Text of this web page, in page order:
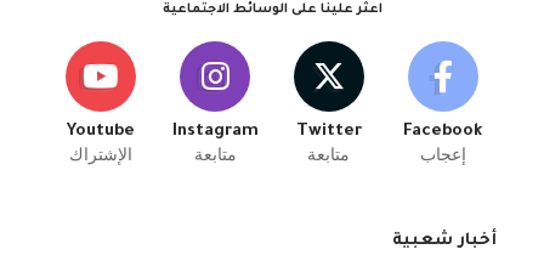
اعثر علينا على الوسائط الاجتماعية
Facebook
إعجاب
Twitter
متابعة
Instagram
متابعة
Youtube
الإشتراك
أخبار شعبية